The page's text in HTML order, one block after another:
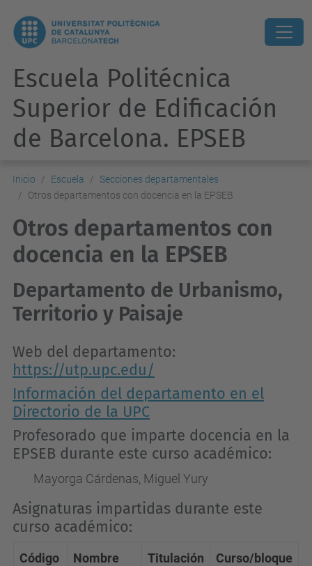
Escuela Politécnica
Superior de Edificación
de Barcelona. EPSEB
Inicio Escuela
Secciones departamentales
Otros departamentos con docencia en la EPSEB
Otros departamentos con
docencia en la EPSEB
Departamento de Urbanismo,
Territorio y Paisaje
Web del departamento:
https://utp.upc.edu/
Información del departamento en el
Directorio de la UPC
Profesorado que imparte docencia en la
EPSEB durante este curso académico:
Mayorga Cárdenas, Miguel Yury
Asignaturas impartidas durante este
curso académico:
Código Nombre Titulación Curso/bloque